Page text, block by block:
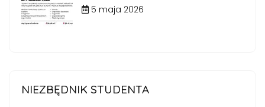
5 maja 2026
NIEZBĘDNIK STUDENTA